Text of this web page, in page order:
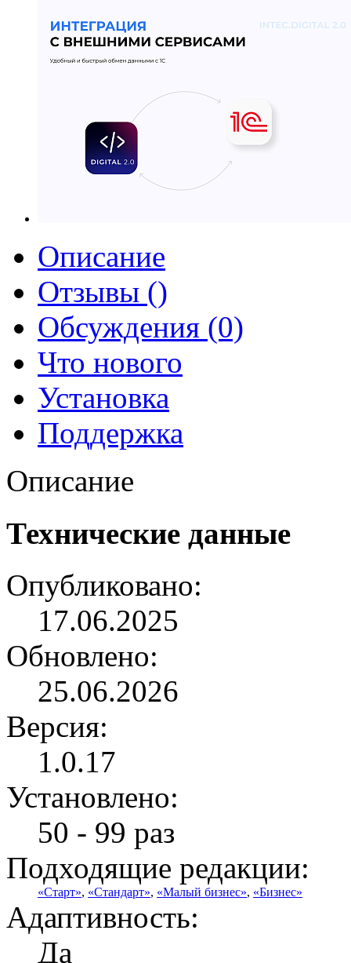
Описание
Отзывы ()
Обсуждения (0)
Что нового
Установка
Поддержка
Описание
Технические данные
Опубликовано:
17.06.2025
Обновлено:
25.06.2026
Версия:
1.0.17
Установлено:
50 - 99 раз
Подходящие редакции:
«Старт», «Стандарт», «Малый бизнес», «Бизнес»
Адаптивность:
Да